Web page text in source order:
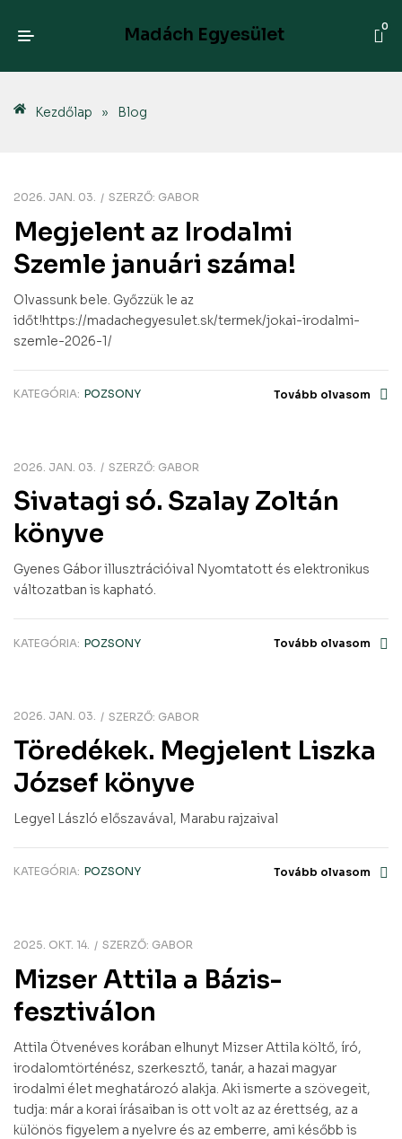
Madách Egyesület 0
Kezdőlap » Blog
2026. JAN. 03. SZERZŐ: GABOR
Megjelent az Irodalmi
Szemle januári száma!
Olvassunk bele. Győzzük le az
időt!https://madachegyesulet.sk/termek/jokai-irodalmi-
szemle-2026-1/
KATEGÓRIA: POZSONY Tovább olvasom
2026. JAN. 03. SZERZŐ: GABOR
Sivatagi só. Szalay Zoltán
könyve
Gyenes Gábor illusztrációival Nyomtatott és elektronikus
változatban is kapható.
KATEGÓRIA: POZSONY Tovább olvasom
2026. JAN. 03. SZERZŐ: GABOR
Töredékek. Megjelent Liszka
József könyve
Legyel László előszavával, Marabu rajzaival
KATEGÓRIA: POZSONY Tovább olvasom
2025. OKT. 14. SZERZŐ: GABOR
Mizser Attila a Bázis-
fesztiválon
Attila Ötvenéves korában elhunyt Mizser Attila költő, író,
irodalomtörténész, szerkesztő, tanár, a hazai magyar
irodalmi élet meghatározó alakja. Aki ismerte a szövegeit,
tudja: már a korai írásaiban is ott volt az az érettség, az a
különös figyelem a nyelvre és az emberre, ami később is